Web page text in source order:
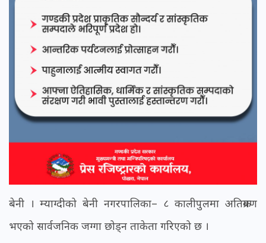
बेनी । म्याग्दीको बेनी नगरपालिका– ८ कालीपुलमा अतिक्रमण
भएको सार्वजनिक जग्गा छोड्न ताकेता गरिएको छ ।